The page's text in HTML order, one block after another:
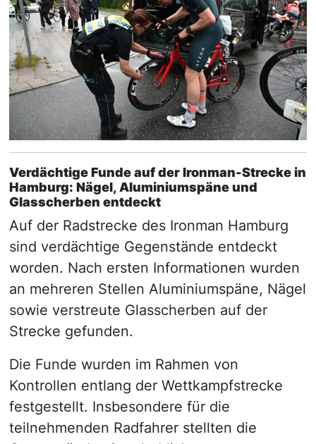
Verdächtige Funde auf der Ironman-Strecke in
Hamburg: Nägel, Aluminiumspäne und
Glasscherben entdeckt
Auf der Radstrecke des Ironman Hamburg
sind verdächtige Gegenstände entdeckt
worden. Nach ersten Informationen wurden
an mehreren Stellen Aluminiumspäne, Nägel
sowie verstreute Glasscherben auf der
Strecke gefunden.
Die Funde wurden im Rahmen von
Kontrollen entlang der Wettkampfstrecke
festgestellt. Insbesondere für die
teilnehmenden Radfahrer stellten die